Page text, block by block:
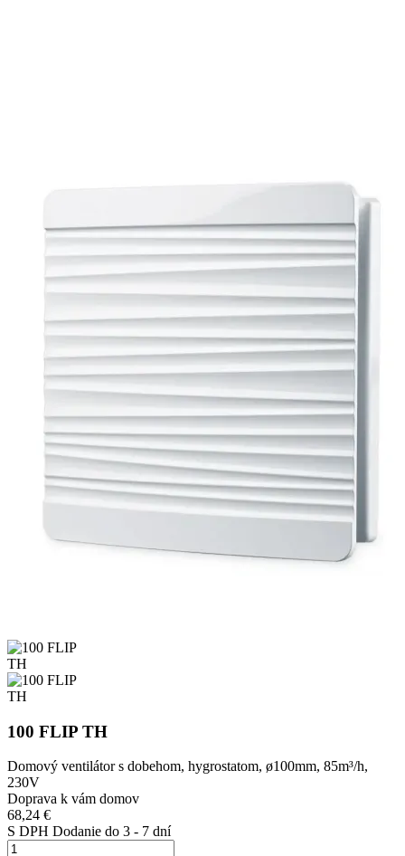
100 FLIP TH
Domový ventilátor s dobehom, hygrostatom, ø100mm, 85m³/h,
230V
Doprava k vám domov
68,24 €
S DPH Dodanie do 3 - 7 dní